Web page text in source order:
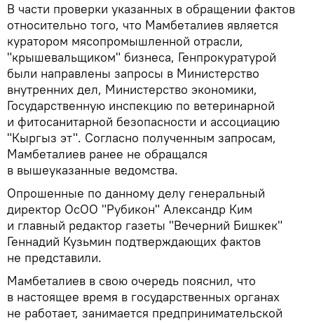
В части проверки указанных в обращении фактов
относительно того, что Мамбеталиев является
куратором мясопромышленной отрасли,
"крышевальщиком" бизнеса, Генпрокуратурой
были направлены запросы в Министерство
внутренних дел, Министерство экономики,
Государственную инспекцию по ветеринарной
и фитосанитарной безопасности и ассоциацию
"Кыргыз эт". Согласно полученным запросам,
Мамбеталиев ранее не обращался
в вышеуказанные ведомства.
Опрошенные по данному делу генеральный
директор ОсОО "Рубикон" Александр Ким
и главный редактор газеты "Вечерний Бишкек"
Геннадий Кузьмин подтверждающих фактов
не представили.
Мамбеталиев в свою очередь пояснил, что
в настоящее время в государственных органах
не работает, занимается предпринимательской